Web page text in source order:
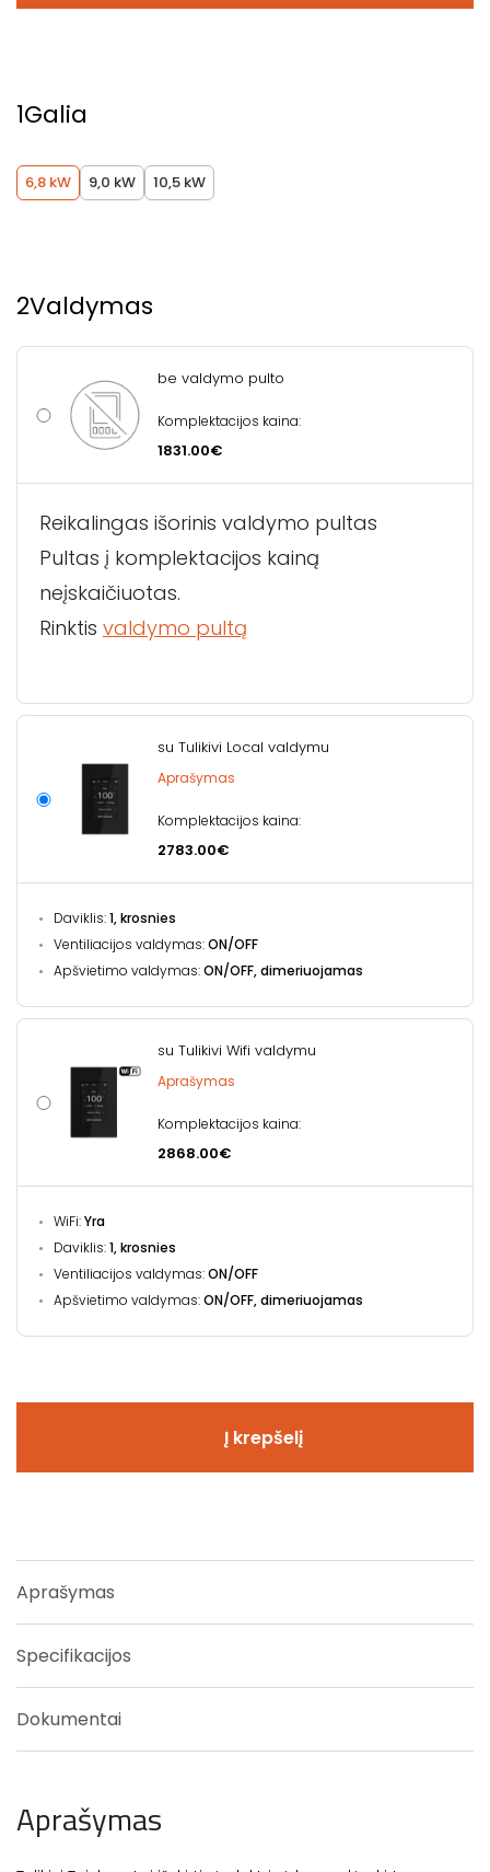
1Galia
6,8 kW 9,0 kW 10,5 kW
2Valdymas
be valdymo pulto
Komplektacijos kaina:
1831.00€
Reikalingas išorinis valdymo pultas
Pultas į komplektacijos kainą
neįskaičiuotas.
Rinktis valdymo pultą
su Tulikivi Local valdymu
Aprašymas
Komplektacijos kaina:
2783.00€
Daviklis:1, krosnies
Ventiliacijos valdymas:ON/OFF
Apšvietimo valdymas:ON/OFF, dimeriuojamas
su Tulikivi Wifi valdymu
Aprašymas
Komplektacijos kaina:
2868.00€
WiFi:Yra
Daviklis:1, krosnies
Ventiliacijos valdymas:ON/OFF
Apšvietimo valdymas:ON/OFF, dimeriuojamas
Į krepšelį
Aprašymas
Specifikacijos
Dokumentai
Aprašymas